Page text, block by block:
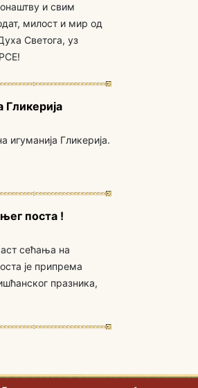
и свим
милост и мир од
Светога, уз
Гликерија
игуманија Гликерија.
поста !
сећања на
је припрема
празника,